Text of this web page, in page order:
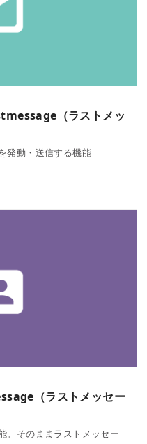
（ラストメッ
発動・送信する機能
（ラストメッセー
。そのままラストメッセー